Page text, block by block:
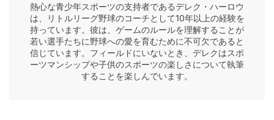
熱心な青少年スポーツの支持者であるデレク・ハーロウ
は、リトルリーグ野球のコーチとして10年以上の経験を
持っています。彼は、ゲームのルールを理解することが
若い選手たちに野球への愛を育むために不可欠であると
信じています。フィールドにいないとき、デレクはスポ
ーツマンシップや子供のスポーツの楽しさについて執筆
することを楽しんでいます。